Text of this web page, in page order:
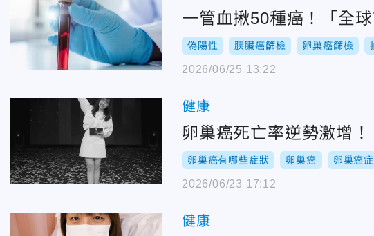
一管血揪50種癌！「全
偽陽性 胰臟癌篩檢 卵巢癌篩檢
2026/06/25 13:22
健康
卵巢癌死亡率逆勢激增
卵巢癌有哪些症狀 卵巢癌 卵巢癌
2026/06/23 17:12
健康